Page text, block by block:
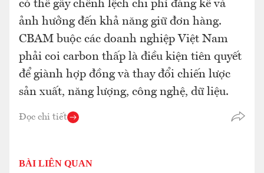
có thể gây chênh lệch chi phí đáng kể và
ảnh hưởng đến khả năng giữ đơn hàng.
CBAM buộc các doanh nghiệp Việt Nam
phải coi carbon thấp là điều kiện tiên quyết
để giành hợp đồng và thay đổi chiến lược
sản xuất, năng lượng, công nghệ, dữ liệu.
Đọc chi tiết
BÀI LIÊN QUAN